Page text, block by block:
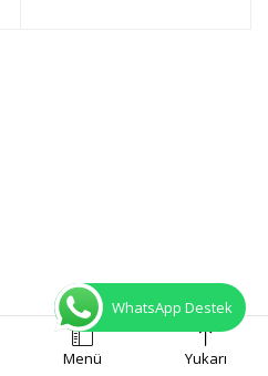
Menü Yukarı
WhatsApp Destek